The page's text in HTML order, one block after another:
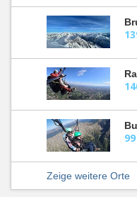
Zeige weitere Orte